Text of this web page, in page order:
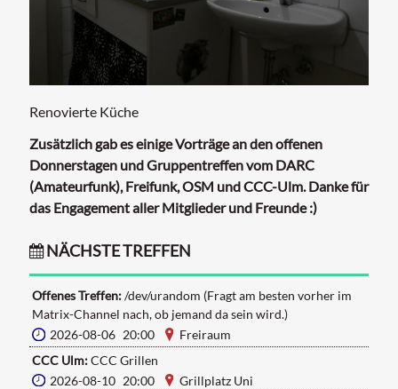
Renovierte Küche
Zusätzlich gab es einige Vorträge an den offenen
Donnerstagen und Gruppentreffen vom DARC
(Amateurfunk), Freifunk, OSM und CCC-Ulm. Danke für
das Engagement aller Mitglieder und Freunde :)
NÄCHSTE TREFFEN
Offenes Treffen:/dev/urandom (Fragt am besten vorher im
Matrix-Channel nach, ob jemand da sein wird.)
2026-08-06 20:00
Freiraum
CCC Ulm:CCC Grillen
2026-08-10 20:00
Grillplatz Uni